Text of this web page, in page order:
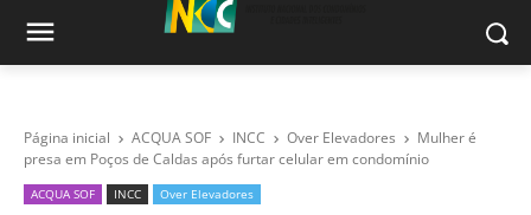
Página inicial ACQUA SOF INCC Over Elevadores
Mulher é
presa em Poços de Caldas após furtar celular em condomínio
ACQUA SOF INCC Over Elevadores